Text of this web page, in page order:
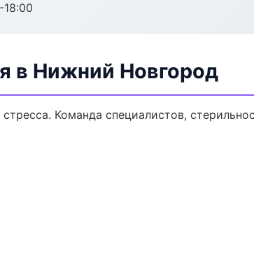
в Нижний Новгород
Команда специалистов,